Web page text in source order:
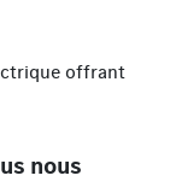
offrant
nous